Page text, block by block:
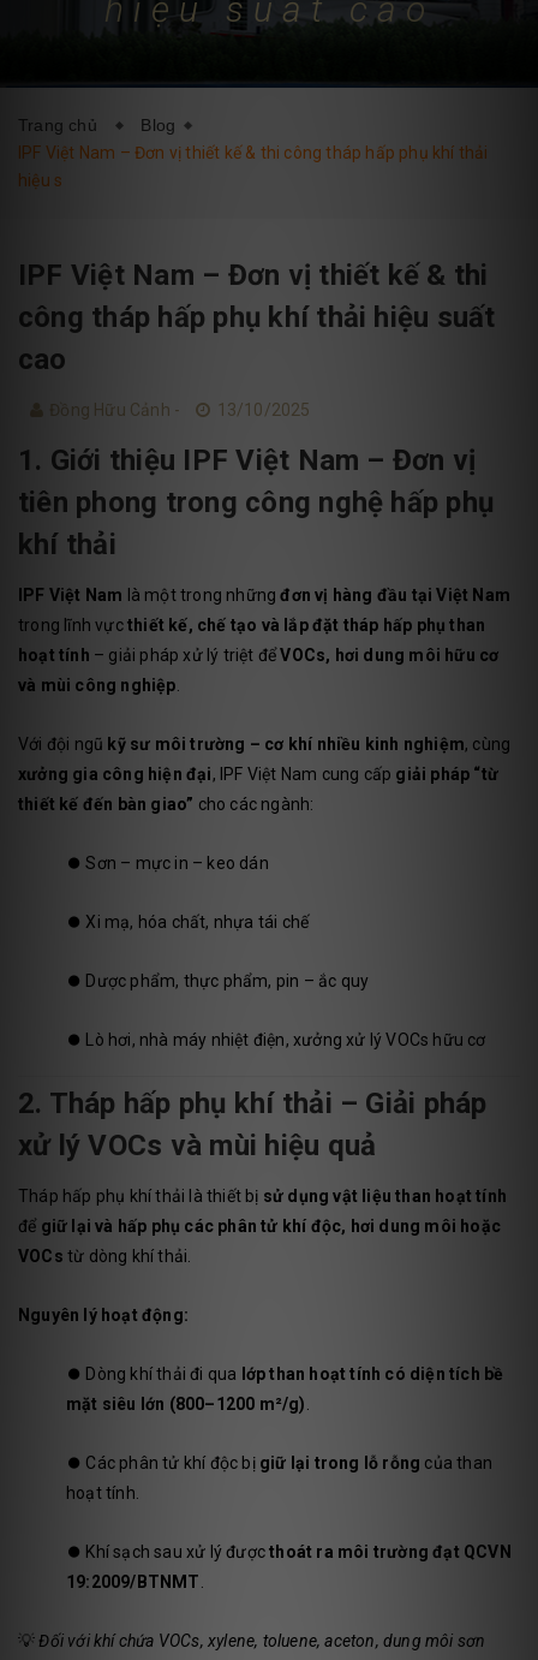
BLOG LIÊN HỆ
hiệu suất cao
Trang chủ
Blog
IPF Việt Nam – Đơn vị thiết kế & thi công tháp hấp phụ khí thải
hiệu s
IPF Việt Nam – Đơn vị thiết kế & thi
công tháp hấp phụ khí thải hiệu suất
cao
Đồng Hữu Cảnh - 13/10/2025
1. Giới thiệu IPF Việt Nam – Đơn vị
tiên phong trong công nghệ hấp phụ
khí thải
IPF Việt Nam là một trong nhữngđơn vị hàng đầu tại Việt Nam
trong lĩnh vựcthiết kế, chế tạo và lắp đặt tháp hấp phụ than
hoạt tính – giải pháp xử lý triệt đểVOCs, hơi dung môi hữu cơ
và mùi công nghiệp.
Với đội ngũ kỹ sư môi trường – cơ khí nhiều kinh nghiệm, cùng
xưởng gia công hiện đại, IPF Việt Nam cung cấp giải pháp “từ
thiết kế đến bàn giao” cho các ngành:
⏺️Sơn – mực in – keo dán
⏺️ Xi mạ, hóa chất, nhựa tái chế
⏺️ Dược phẩm, thực phẩm, pin – ắc quy
⏺️ Lò hơi, nhà máy nhiệt điện, xưởng xử lý VOCs hữu cơ
2. Tháp hấp phụ khí thải – Giải pháp
xử lý VOCs và mùi hiệu quả
Tháp hấp phụ khí thải là thiết bị sử dụng vật liệu than hoạt tính
để giữ lại và hấp phụ các phân tử khí độc, hơi dung môi hoặc
VOCs từ dòng khí thải.
Nguyên lý hoạt động:
⏺️ Dòng khí thải đi qua lớp than hoạt tính có diện tích bề
mặt siêu lớn (800–1200 m²/g).
⏺️ Các phân tử khí độc bị giữ lại trong lỗ rỗng của than
hoạt tính.
⏺️ Khí sạch sau xử lý đượcthoát ra môi trường đạt QCVN
19:2009/BTNMT.
💡 Đối với khí chứa VOCs, xylene, toluene, aceton, dung môi sơn